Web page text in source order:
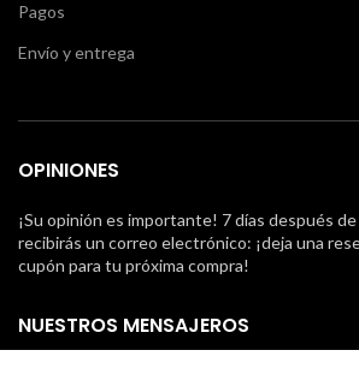
Pagos
Envío y entrega
OPINIONES
¡Su opinión es importante! 7 días después
recibirás un correo electrónico: ¡deja una
cupón para tu próxima compra!
NUESTROS MENSAJEROS